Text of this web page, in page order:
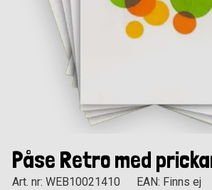
Påse Retro med
Art. nr: WEB10021410 EAN: Finns ej